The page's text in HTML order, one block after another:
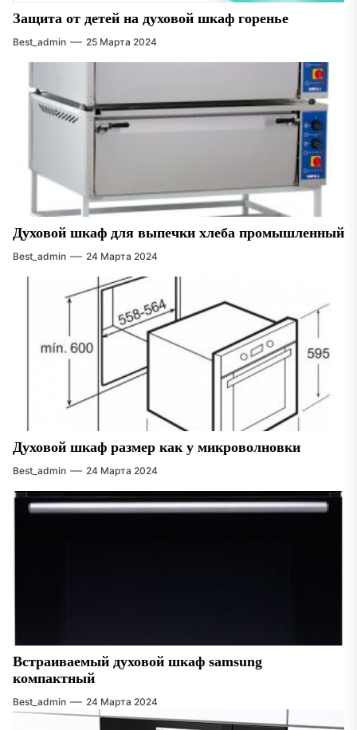
Защита от детей на духовой шкаф горенье
Best_admin 25 Марта 2024
Духовой шкаф для выпечки хлеба промышленный
Best_admin 24 Марта 2024
Духовой шкаф размер как у микроволновки
Best_admin 24 Марта 2024
Встраиваемый духовой шкаф samsung
компактный
Best_admin 24 Марта 2024